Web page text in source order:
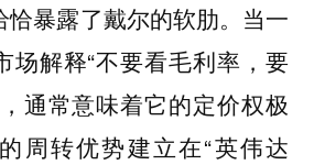
恰暴露了戴尔的软肋。当一
场解释“不要看毛利率，要
通常意味着它的定价权极
周转优势建立在“英伟达